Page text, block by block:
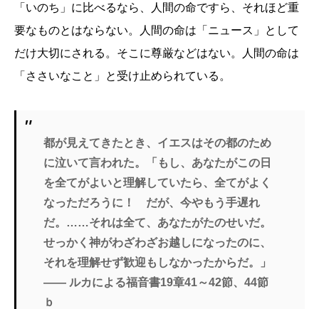
「いのち」に比べるなら、人間の命ですら、それほど重
要なものとはならない。人間の命は「ニュース」として
だけ大切にされる。そこに尊厳などはない。人間の命は
「ささいなこと」と受け止められている。
都が見えてきたとき、イエスはその都のため
に泣いて言われた。「もし、あなたがこの日
を全てがよいと理解していたら、全てがよく
なっただろうに！ だが、今やもう手遅れ
だ。……それは全て、あなたがたのせいだ。
せっかく神がわざわざお越しになったのに、
それを理解せず歓迎もしなかったからだ。」
―― ルカによる福音書19章41～42節、44節
ｂ